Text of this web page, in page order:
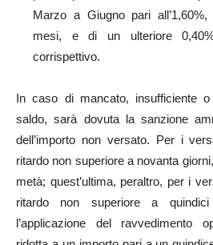
Marzo a Giugno pari
mesi, e di un ulteriore
corrispettivo.
In caso di mancato, insufficiente
saldo, sarà dovuta la sanzione
dell’importo non versato. Per i
ritardo non superiore a novanta
metà; quest’ultima, peraltro, per i
ritardo non superiore a
l’applicazione del ravvedimento